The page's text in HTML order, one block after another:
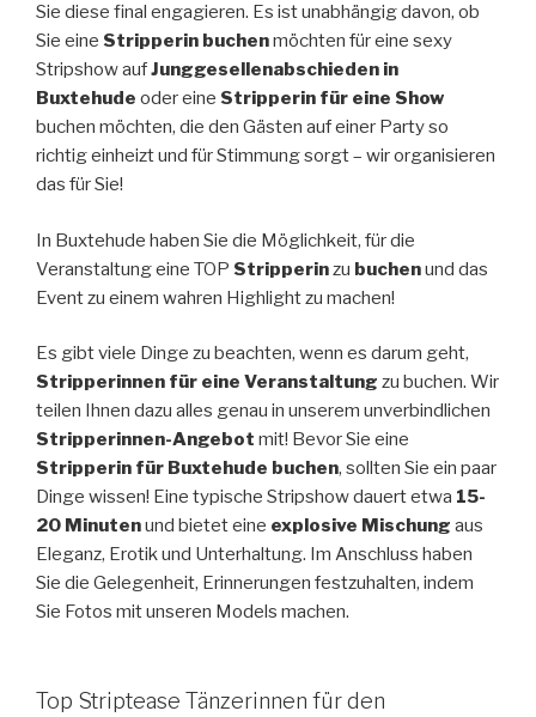
Sie diese final engagieren. Es ist unabhängig davon, ob
Sie eine Stripperin buchenmöchten für eine sexy
Stripshow aufJunggesellenabschieden in
Buxtehude oder eine Stripperin für eine Show
buchen möchten, die den Gästen auf einer Party so
richtig einheizt und für Stimmung sorgt – wir organisieren
das für Sie!
In Buxtehude haben Sie die Möglichkeit, für die
Veranstaltung eine TOP Stripperinzu buchenund das
Event zu einem wahren Highlight zu machen!
Es gibt viele Dinge zu beachten, wenn es darum geht,
Stripperinnen für eine Veranstaltung zu buchen. Wir
teilen Ihnen dazu alles genau in unserem unverbindlichen
Stripperinnen-Angebot mit! Bevor Sie eine
Stripperin für Buxtehude buchen, sollten Sie ein paar
Dinge wissen! Eine typische Stripshow dauert etwa 15-
20 Minutenund bietet eine explosive Mischung aus
Eleganz, Erotik und Unterhaltung. Im Anschluss haben
Sie die Gelegenheit, Erinnerungen festzuhalten, indem
Sie Fotos mit unseren Models machen.
Top Striptease Tänzerinnen für den